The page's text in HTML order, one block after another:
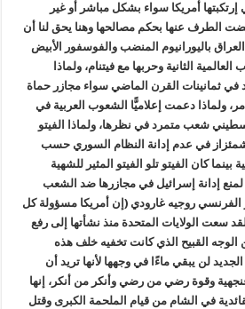
إرتكبتها أمريكا سواء بشكل مباشر أو غير
الطرف عنها بحكم مصالحها وهنا يحق لنا أن
باليورانيوم المنضب والفوسفور الأبيض
الثانية وحربها مع فيتنام، ولماذا
ثمانينات القرن الماضي سواء مجازر حماة
ولماذا دعمت إعلاميًّا الشعوب العربية في
شعب متمرد في نظرها، ولماذا الفيتو
في عدم إدانة النظام السوري حسب
كان الفيتو تلو الفيتو المثير للشهية
لمنع إدانة إسرائيل في مجازرها ضد الشعب
روجيه غارودي (إن أمريكا مسؤولة كل
سعت الولايات المتحدة منذ نشأتها إلى رفع
الوجه القبيح الذي كانت تخفيه خلف هذه
لن يبقي ماءًا في وجهها لأنها تريد أن
وقوة رضي من رضي وأنكر من أنكر، إنها
في الشام من قيام الملحمة الكبرى وقتل